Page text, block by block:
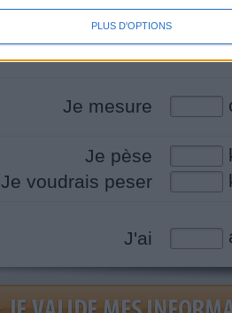
PLUS D'OPTIONS
Je suis
une
Je mesure
Je pèse
Je voudrais peser
J'ai